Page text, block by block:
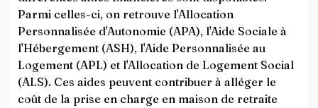
Parmi celles-ci, on retrouve l'Allocation
Personnalisée d'Autonomie (APA), l'Aide Sociale à
l'Hébergement (ASH), l'Aide Personnalisée au
Logement (APL) et l'Allocation de Logement Social
(ALS). Ces aides peuvent contribuer à alléger le
coût de la prise en charge en maison de retraite